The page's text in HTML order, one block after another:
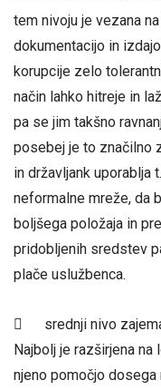
tem nivoju je vezana
dokumentacijo in
korupcije zelo
način lahko hitreje in
pa se jim takšno
posebej je to značilno
in državljank uporablja
neformalne mreže, da
boljšega položaja in
pridobljenih sredstev
plače uslužbenca.
 srednji nivo zajema
Najbolj je razširjena
njeno pomočjo